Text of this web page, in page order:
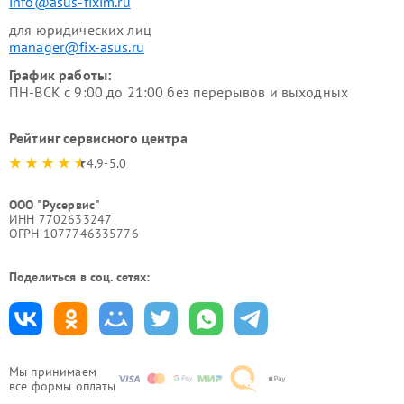
Мы принимаем
все формы оплаты
для юридических лиц
manager@fix-asus.ru
График работы:
ПН-ВСК с 9:00 до 21:00 без перерывов и выходных
Рейтинг сервисного центра
4.9-5.0
ООО "Русервис"
ИНН 7702633247
ОГРН 1077746335776
Поделиться в соц. сетях: